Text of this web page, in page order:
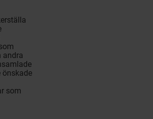
andra
önskade
som